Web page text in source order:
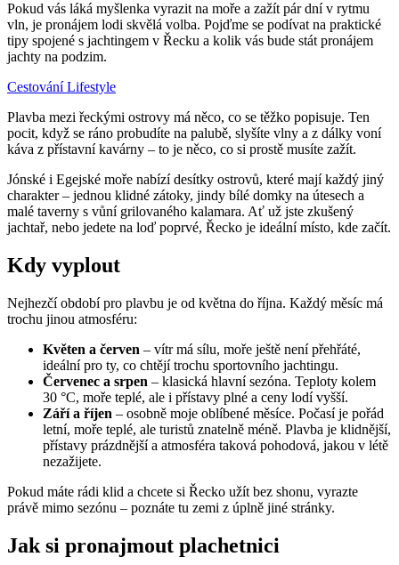
Pokud vás láká myšlenka vyrazit na moře a zažít pár dní v rytmu
vln, je pronájem lodi skvělá volba. Pojďme se podívat na praktické
tipy spojené s jachtingem v Řecku a kolik vás bude stát pronájem
jachty na podzim.
CestováníLifestyle
Plavba mezi řeckými ostrovy má něco, co se těžko popisuje. Ten
pocit, když se ráno probudíte na palubě, slyšíte vlny a z dálky voní
káva z přístavní kavárny – to je něco, co si prostě musíte zažít.
Jónské i Egejské moře nabízí desítky ostrovů, které mají každý jiný
charakter – jednou klidné zátoky, jindy bílé domky na útesech a
malé taverny s vůní grilovaného kalamara. Ať už jste zkušený
jachtař, nebo jedete na loď poprvé, Řecko je ideální místo, kde začít.
Kdy vyplout
Nejhezčí období pro plavbu je od května do října. Každý měsíc má
trochu jinou atmosféru:
Květen a červen – vítr má sílu, moře ještě není přehřáté,
ideální pro ty, co chtějí trochu sportovního jachtingu.
Červenec a srpen – klasická hlavní sezóna. Teploty kolem
30 °C, moře teplé, ale i přístavy plné a ceny lodí vyšší.
Září a říjen – osobně moje oblíbené měsíce. Počasí je pořád
letní, moře teplé, ale turistů znatelně méně. Plavba je klidnější,
přístavy prázdnější a atmosféra taková pohodová, jakou v létě
nezažijete.
Pokud máte rádi klid a chcete si Řecko užít bez shonu, vyrazte
právě mimo sezónu – poznáte tu zemi z úplně jiné stránky.
Jak si pronajmout plachetnici